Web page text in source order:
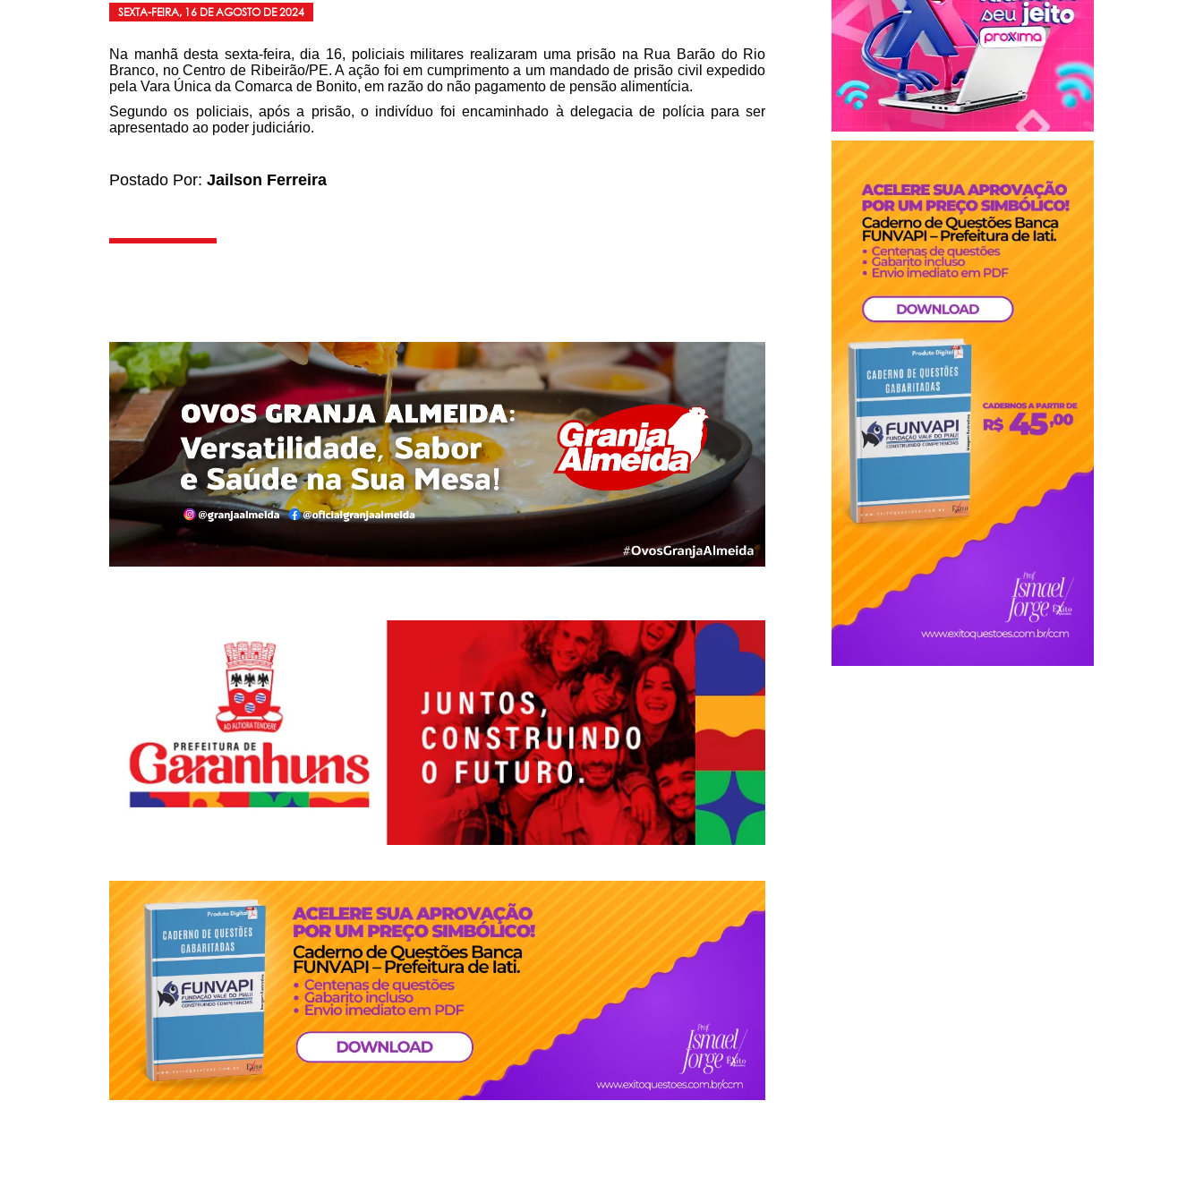
SEXTA-FEIRA, 16 DE AGOSTO DE 2024
Na manhã desta sexta-feira, dia 16, policiais militares realizaram uma prisão na Rua Barão do Rio
Branco, no Centro de Ribeirão/PE. A ação foi em cumprimento a um mandado de prisão civil expedido
pela Vara Única da Comarca de Bonito, em razão do não pagamento de pensão alimentícia.
Segundo os policiais, após a prisão, o indivíduo foi encaminhado à delegacia de polícia para ser
apresentado ao poder judiciário.
Postado Por: Jailson Ferreira